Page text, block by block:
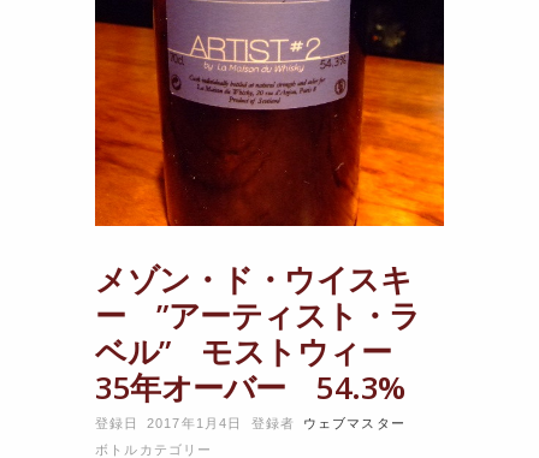
メゾン・ド・ウイスキ
ー ”アーティスト・ラ
ベル” モストウィー
35年オーバー 54.3%
登録日 2017年1月4日 登録者
ウェブマスター
ボトルカテゴリー